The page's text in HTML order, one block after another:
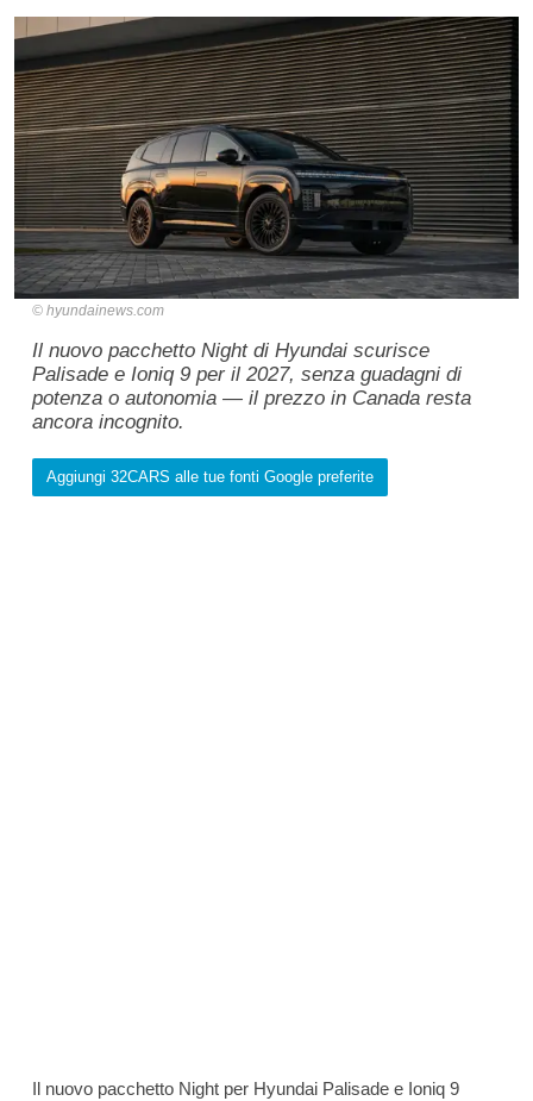
hyundainews.com
Il nuovo pacchetto Night di Hyundai scurisce
Palisade e Ioniq 9 per il 2027, senza guadagni di
potenza o autonomia — il prezzo in Canada resta
ancora incognito.
Aggiungi 32CARS alle tue fonti Google preferite
Il nuovo pacchetto Night per Hyundai Palisade e Ioniq 9